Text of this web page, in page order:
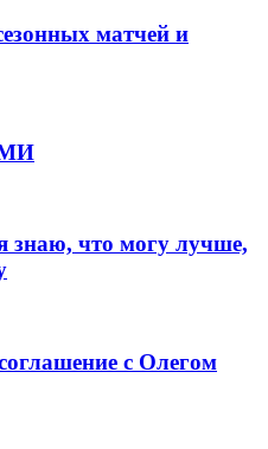
матчей и
что могу лучше,
с Олегом